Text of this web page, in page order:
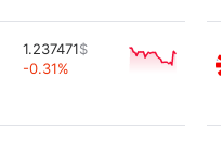
1.237471$
-0.31%